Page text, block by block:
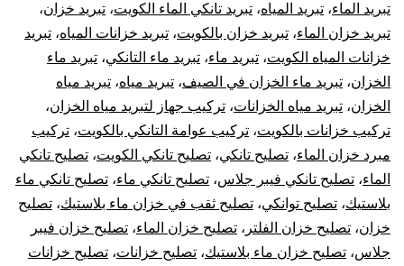
تبريد الماء، تبريد المياه، تبريد تانكي الماء الكويت، تبريد خزان،
تبريد خزان الماء، تبريد خزان بالكويت، تبريد خزانات المياه، تبريد
خزانات المياه الكويت، تبريد ماء، تبريد ماء التانكي، تبريد ماء
الخزان، تبريد ماء الخزان في الصيف، تبريد مياه، تبريد مياه
الخزان، تبريد مياه الخزانات، تركيب جهاز لتبريد مياه الخزان،
تركيب خزانات بالكويت، تركيب عوامة التانكي بالكويت، تركيب
مبرد خزان الماء، تصليح تانكي، تصليح تانكي الكويت، تصليح تانكي
الماء، تصليح تانكي فيبر جلاس، تصليح تانكي ماء، تصليح تانكي ماء
بلاستيك، تصليح توانكي، تصليح ثقب في خزان ماء بلاستيك، تصليح
خزان، تصليح خزان الفلتر ، تصليح خزان الماء، تصليح خزان فيبر
جلاس، تصليح خزان ماء بلاستيك، تصليح خزانات، تصليح خزانات